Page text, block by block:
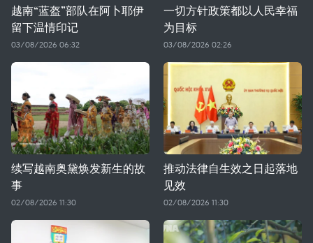
越南“蓝盔”部队在阿卜耶伊
留下温情印记
03/08/2026 06:32
一切方针政策都以人民幸福
为目标
03/08/2026 02:26
续写越南奥黛焕发新生的故
事
02/08/2026 11:30
推动法律自生效之日起落地
见效
02/08/2026 11:30